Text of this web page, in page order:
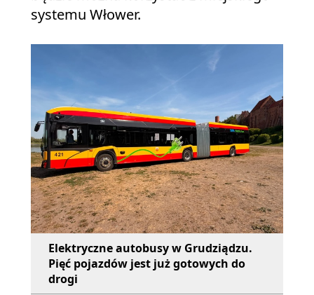
systemu Włower.
Elektryczne autobusy w Grudziądzu.
Pięć pojazdów jest już gotowych do
drogi